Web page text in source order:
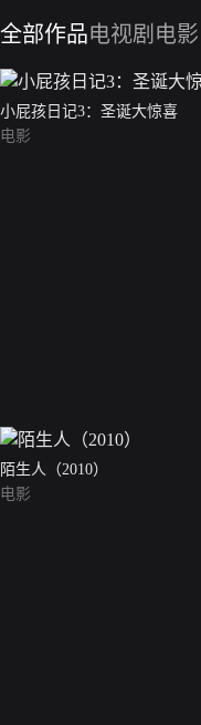
全部作品电视剧 电影
小屁孩日记3：圣诞大惊喜
电影
陌生人（2010）
电影